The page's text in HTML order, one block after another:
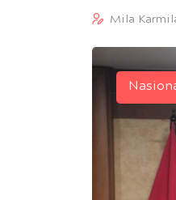
Mila